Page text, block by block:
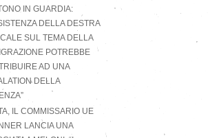
IN GUARDIA:
DELLA DESTRA
SUL TEMA DELLA
POTREBBE
AD UNA
DELLA
IL COMMISSARIO UE
LANCIA UNA